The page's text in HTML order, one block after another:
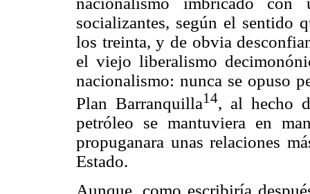
socializantes, según el sentido
los treinta, y de obvia
el viejo liberalismo
nacionalismo: nunca se opuso
Plan Barranquilla14, al hecho
petróleo se mantuviera en
propuganara unas relaciones
Estado.
Aunque, como escribiría